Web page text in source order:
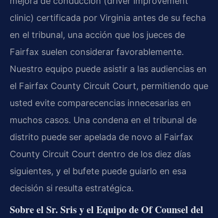
clinic) certificada por Virginia antes de su fecha
en el tribunal, una acción que los jueces de
Fairfax suelen considerar favorablemente.
Nuestro equipo puede asistir a las audiencias en
el Fairfax County Circuit Court, permitiendo que
usted evite comparecencias innecesarias en
muchos casos. Una condena en el tribunal de
distrito puede ser apelada de novo al Fairfax
County Circuit Court dentro de los diez días
siguientes, y el bufete puede guiarlo en esa
decisión si resulta estratégica.
Sobre el Sr. Sris y el Equipo de Of Counsel del